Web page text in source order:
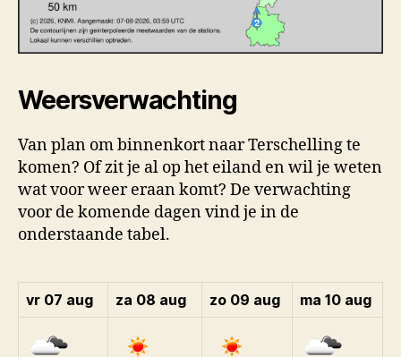
Weersverwachting
Van plan om binnenkort naar Terschelling te
komen? Of zit je al op het eiland en wil je weten
wat voor weer eraan komt? De verwachting
voor de komende dagen vind je in de
onderstaande tabel.
vr 07 aug za 08 aug zo 09 aug ma 10 aug